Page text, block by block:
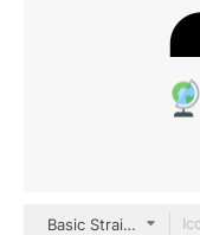
Basic Straight Filled